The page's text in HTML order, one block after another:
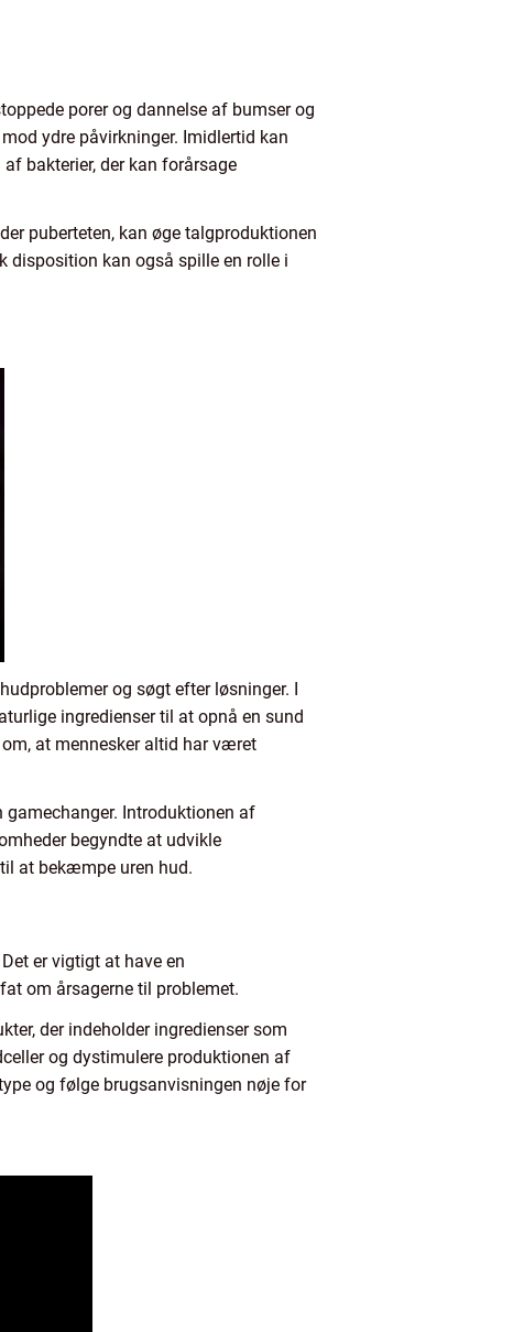
porer og dannelse af bumser og
ydre påvirkninger. Imidlertid kan
bakterier, der kan forårsage
puberteten, kan øge talgproduktionen
disposition kan også spille en rolle i
og søgt efter løsninger. I
ingredienser til at opnå en sund
at mennesker altid har været
Introduktionen af
begyndte at udvikle
at bekæmpe uren hud.
er vigtigt at have en
om årsagerne til problemet.
der indeholder ingredienser som
og dystimulere produktionen af
og følge brugsanvisningen nøje for